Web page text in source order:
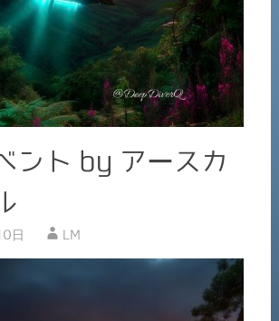
ント by アースカ
日 LM